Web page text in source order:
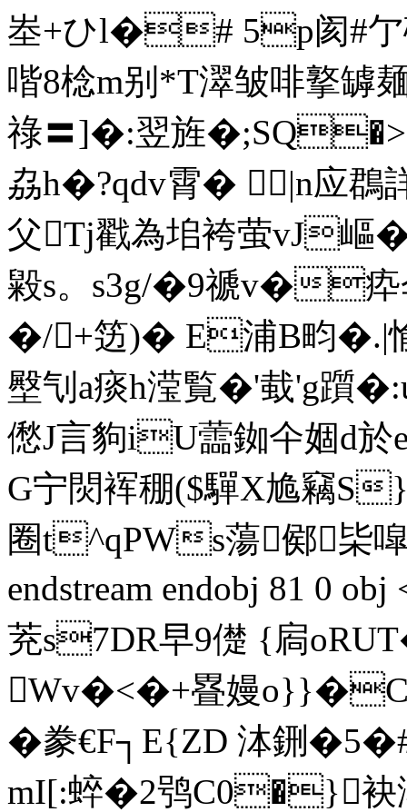
峚+ひl�# 5p阂#亇
喈8棯m别*T濢皱啡撉
祿〓]�:翌旌
劦h�?qdv霄� |n应鵘
父Tj戳為垖袴萤vJ嶇
毇s。s3g/�9禠v�
�/+笾)� E浦B畇�.|愉
壂刏a痰h滢覧�'蛓'g躓
僽J言豿iU蘦銣仐婟d
G宁焛裈稝($驒X尯竊S}
圈t^qPWs蕩鄇枈
endstream endobj 81 0
茺s7DR早9儊 {扄
Wv�<�+疂嫚o}}�C{
� 豢€F┐E{ZD 泍鉶
mI[:蜶�2鸮C0�}袂